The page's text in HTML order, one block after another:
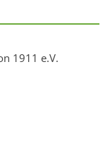
1911 e.V.